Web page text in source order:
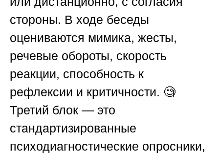
стороны. В ходе беседы
оцениваются мимика, жесты,
речевые обороты, скорость
реакции, способность к
рефлексии и критичности. 🧐
Третий блок — это
стандартизированные
психодиагностические опросники,